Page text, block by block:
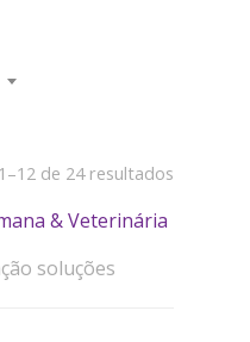
de 24 resultados
& Veterinária
soluções